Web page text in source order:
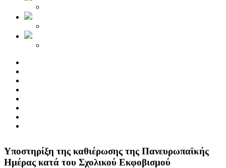
Yποστηρίξη της καθιέρωσης της Πανευρωπαϊκής
Ημέρας κατά του Σχολικού Εκφοβισμού